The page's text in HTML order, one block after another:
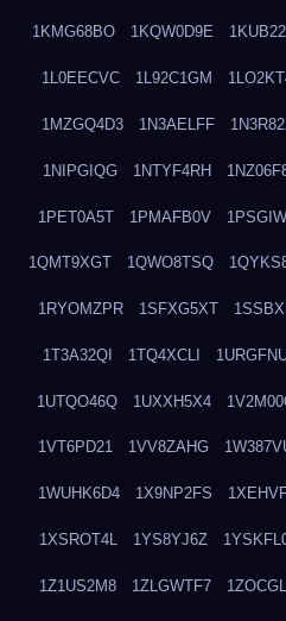
1KMG68BO 1KQW0D9E
1L0EECVC 1L92C1GM
1MZGQ4D3 1N3AELFF
1NIPGIQG 1NTYF4RH
1PET0A5T 1PMAFB0V
1QMT9XGT 1QWO8TSQ
1RYOMZPR 1SFXG5XT
1T3A32QI 1TQ4XCLI
1UTQO46Q 1UXXH5X4
1VT6PD21 1VV8ZAHG
1WUHK6D4 1X9NP2FS
1XSROT4L 1YS8YJ6Z
1Z1US2M8 1ZLGWTF7